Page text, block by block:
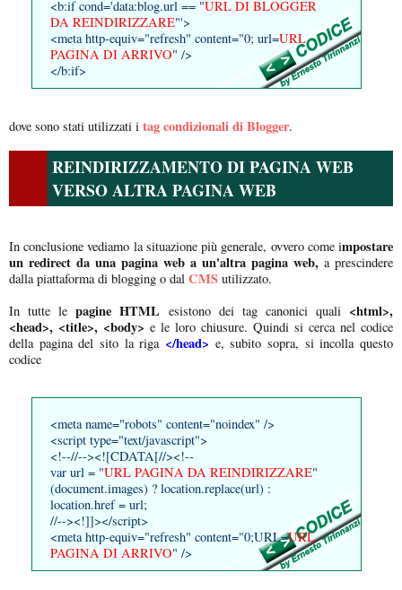
<b:if cond='data:blog.url == "URL DI BLOGGER
DA REINDIRIZZARE"'>
<meta http-equiv="refresh" content="0; url=URL
PAGINA DI ARRIVO" />
</b:if>
dove sono stati utilizzati i tag condizionali di Blogger.
REINDIRIZZAMENTO DI PAGINA WEB
VERSO ALTRA PAGINA WEB
In conclusione vediamo la situazione più generale, ovvero come impostare
un redirect da una pagina web a un'altra pagina web, a prescindere
dalla piattaforma di blogging o dal CMS utilizzato.
In tutte lepagine HTML esistono dei tag canonici quali<html>,
<head>, <title>, <body> e le loro chiusure. Quindi si cerca nel codice
della pagina del sito la riga </head> e, subito sopra, si incolla questo
codice
<meta name="robots" content="noindex" />
<script type="text/javascript">
<!--//--><![CDATA[//><!--
var url = "URL PAGINA DA REINDIRIZZARE"
(document.images) ? location.replace(url) :
location.href = url;
//--><!]]></script>
<meta http-equiv="refresh" content="0;URL=URL
PAGINA DI ARRIVO" />